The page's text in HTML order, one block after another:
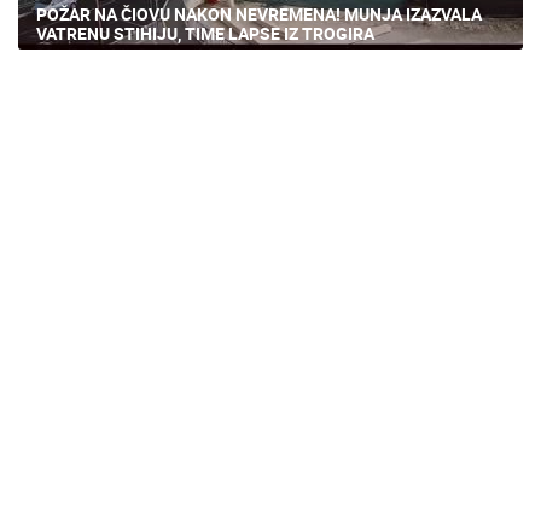
POŽAR NA ČIOVU NAKON NEVREMENA! MUNJA IZAZVALA
VATRENU STIHIJU, TIME LAPSE IZ TROGIRA